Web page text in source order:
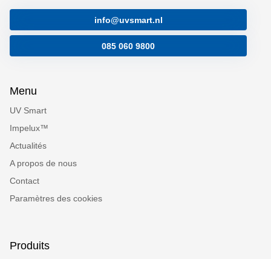
info@uvsmart.nl
085 060 9800
Menu
UV Smart
Impelux™
Actualités
A propos de nous
Contact
Paramètres des cookies
Produits